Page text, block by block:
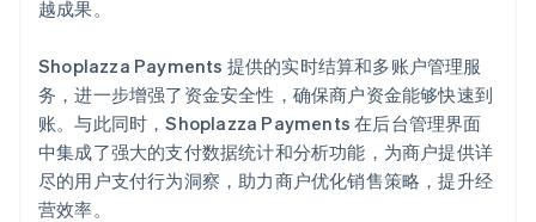
越成果。
Shoplazza Payments 提供的实时结算和多账户管理服
务，进一步增强了资金安全性，确保商户资金能够快速到
账。与此同时，Shoplazza Payments 在后台管理界面
中集成了强大的支付数据统计和分析功能，为商户提供详
尽的用户支付行为洞察，助力商户优化销售策略，提升经
营效率。